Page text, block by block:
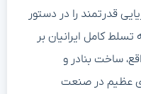
قدرتمند را در دستور
تسلط کامل ایرانیان بر
ساخت بنادر و
عظیم در صنعت